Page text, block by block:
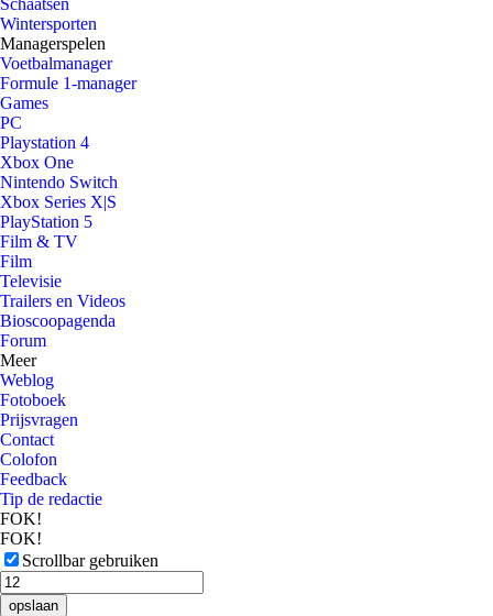
Schaatsen
Wintersporten
Managerspelen
Voetbalmanager
Formule 1-manager
Games
PC
Playstation 4
Xbox One
Nintendo Switch
Xbox Series X|S
PlayStation 5
Film & TV
Film
Televisie
Trailers en Videos
Bioscoopagenda
Forum
Meer
Weblog
Fotoboek
Prijsvragen
Contact
Colofon
Feedback
Tip de redactie
FOK!
FOK!
Scrollbar gebruiken
opslaan